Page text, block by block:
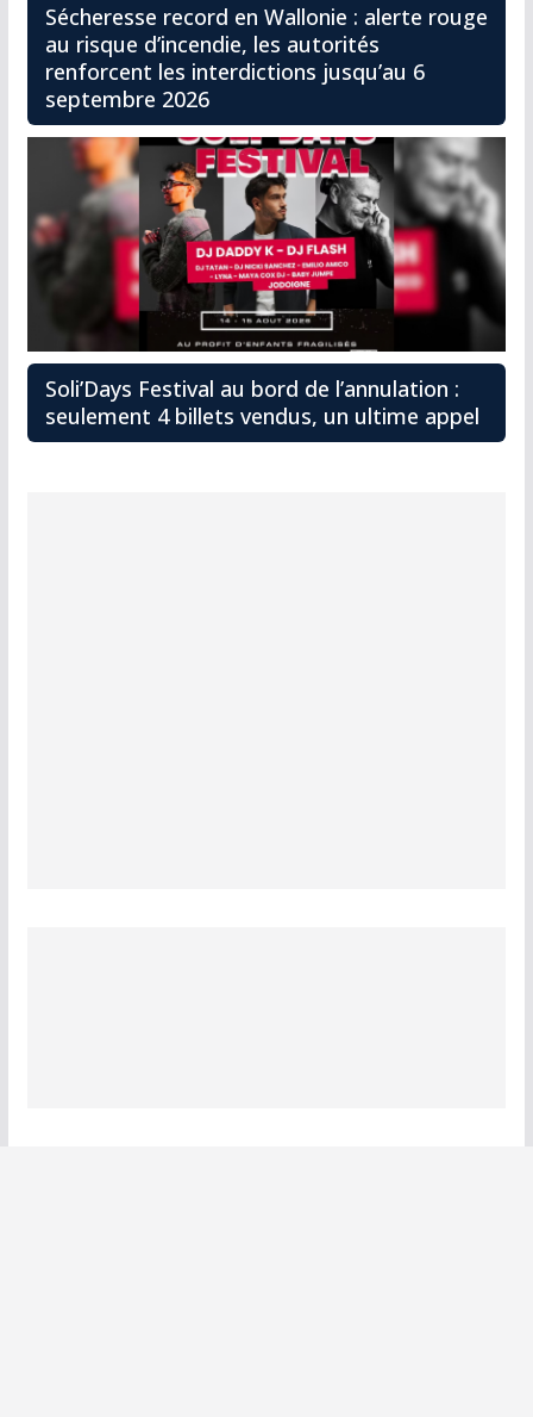
Sécheresse record en Wallonie : alerte rouge
au risque d’incendie, les autorités
renforcent les interdictions jusqu’au 6
septembre 2026
Soli’Days Festival au bord de l’annulation :
seulement 4 billets vendus, un ultime appel